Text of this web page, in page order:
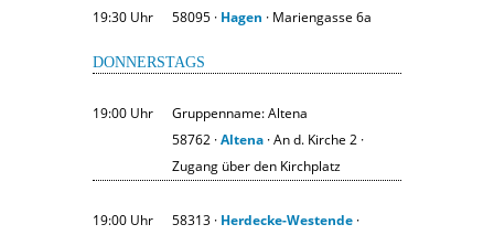
19:30 Uhr 58095 · Hagen · Mariengasse 6a
DONNERSTAGS
19:00 Uhr
Gruppenname: Altena
58762 ·Altena · An d. Kirche 2 ·
Zugang über den Kirchplatz
19:00 Uhr 58313 · Herdecke-Westende ·